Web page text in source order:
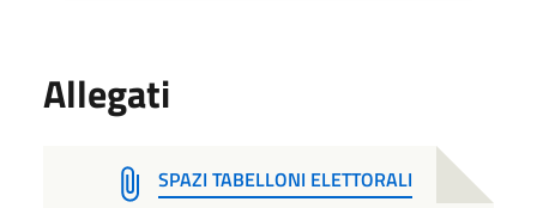
Allegati
SPAZI TABELLONI ELETTORALI